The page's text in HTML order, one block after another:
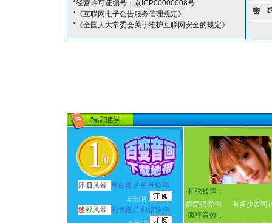
*经营许可证编号：京ICP00000008号
*《互联网电子公告服务管理规定》
*《全国人大常委会关于维护互联网安全的规定》
密
怀 旧 风暴
黑白图片单音铃声
4元/月
迷彩风暴 彩色图片和弦铃声
·和弦铃声：
很爱很爱你
有多少爱可
·疯狂音效：